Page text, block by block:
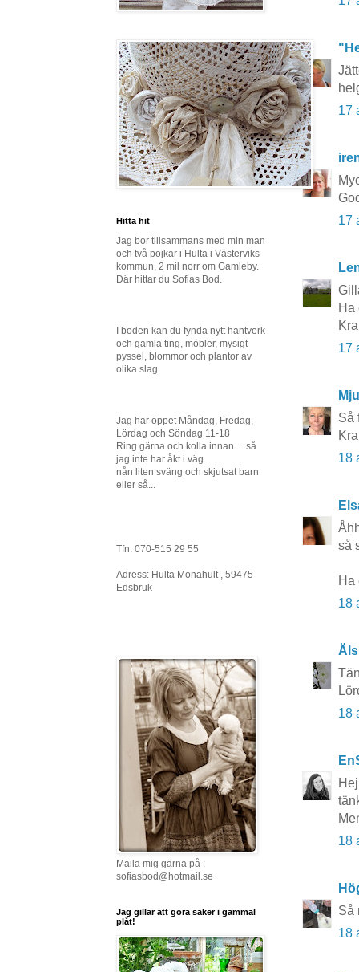
17
17
Ha
17
Så
18
så
Ha
18
18
18
Så
18
Hitta hit
Jag bor tillsammans med min man
och två pojkar i Hulta i Västerviks
kommun, 2 mil norr om Gamleby.
Där hittar du Sofias Bod.
I boden kan du fynda nytt hantverk
och gamla ting, möbler, mysigt
pyssel, blommor och plantor av
olika slag.
Jag har öppet Måndag, Fredag,
Lördag och Söndag 11-18
Ring gärna och kolla innan.... så
jag inte har åkt i väg
nån liten sväng och skjutsat barn
eller så...
Tfn: 070-515 29 55
Adress: Hulta Monahult , 59475
Edsbruk
Maila mig gärna på :
sofiasbod@hotmail.se
Jag gillar att göra saker i gammal
plåt!